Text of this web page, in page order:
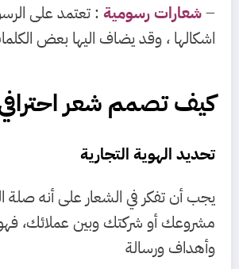
–شعارات رسومية : تعتمد على
اشكالها ، وقد يضاف اليها بعض
كيف تصمم شعر
تحديد الهوية التجارية
يجب أن تفكر في الشعار على أنه صلة
مشروعك أو شركتك وبين عملائك،
وأهداف ورسالة